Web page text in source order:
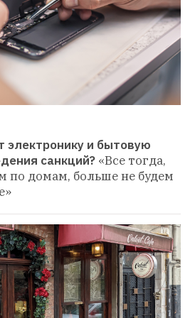
электронику и бытовую
санкций? «Все тогда,
по домам, больше не будем